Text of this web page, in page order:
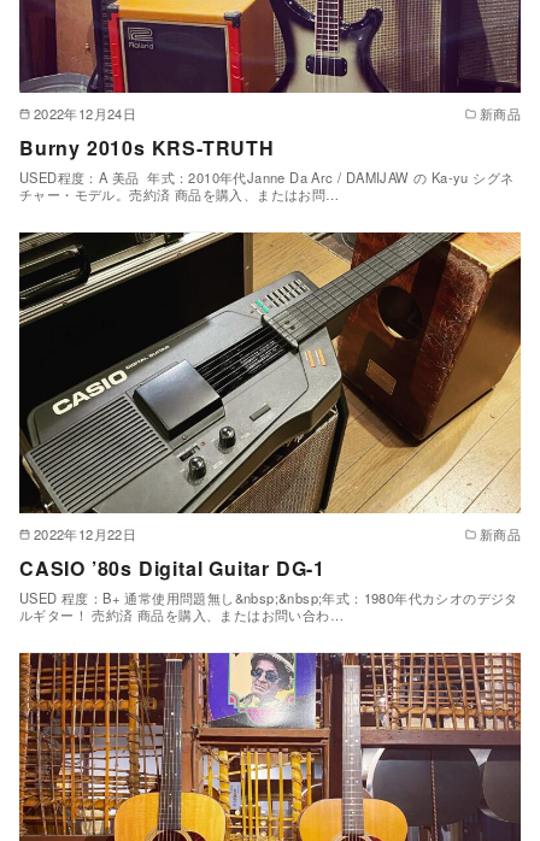
2022年12月24日 新商品
Burny 2010s KRS-TRUTH
USED程度：A 美品 年式：2010年代Janne Da Arc / DAMIJAW の Ka-yu シグネ
チャー・モデル。売約済 商品を購入、またはお問…
2022年12月22日 新商品
CASIO ’80s Digital Guitar DG-1
USED 程度：B+ 通常使用問題無し&nbsp;&nbsp;年式：1980年代カシオのデジタ
ルギター！ 売約済 商品を購入、またはお問い合わ…